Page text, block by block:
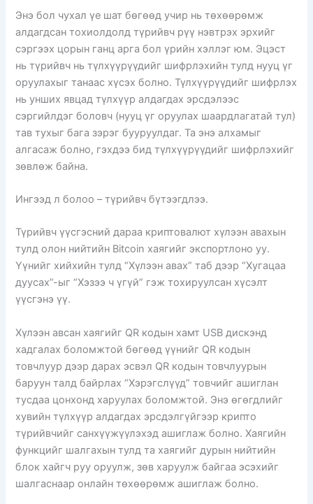
Энэ бол чухал үе шат бөгөөд учир нь төхөөрөмж
алдагдсан тохиолдолд түрийвч рүү нэвтрэх эрхийг
сэргээх цорын ганц арга бол үрийн хэллэг юм. Эцэст
нь түрийвч нь түлхүүрүүдийг шифрлэхийн тулд нууц үг
оруулахыг танаас хүсэх болно. Түлхүүрүүдийг шифрлэх
нь унших явцад түлхүүр алдагдах эрсдэлээс
сэргийлдэг боловч (нууц үг оруулах шаардлагатай тул)
тав тухыг бага зэрэг бууруулдаг. Та энэ алхамыг
алгасаж болно, гэхдээ бид түлхүүрүүдийг шифрлэхийг
зөвлөж байна.
Ингээд л болоо – түрийвч бүтээгдлээ.
Түрийвч үүсгэсний дараа криптовалют хүлээн авахын
тулд олон нийтийн Bitcoin хаягийг экспортлоно уу.
Үүнийг хийхийн тулд “Хүлээн авах” таб дээр “Хугацаа
дуусах”-ыг “Хэзээ ч үгүй” гэж тохируулсан хүсэлт
үүсгэнэ үү.
Хүлээн авсан хаягийг QR кодын хамт USB дискэнд
хадгалах боломжтой бөгөөд үүнийг QR кодын
товчлуур дээр дарах эсвэл QR кодын товчлуурын
баруун талд байрлах “Хэрэгслүүд” товчийг ашиглан
тусдаа цонхонд харуулах боломжтой. Энэ өгөгдлийг
хувийн түлхүүр алдагдах эрсдэлгүйгээр крипто
түрийвчийг санхүүжүүлэхэд ашиглаж болно. Хаягийн
функцийг шалгахын тулд та хаягийг дурын нийтийн
блок хайгч руу оруулж, зөв ​​​​харуулж байгаа эсэхийг
шалгаснаар онлайн төхөөрөмж ашиглаж болно.